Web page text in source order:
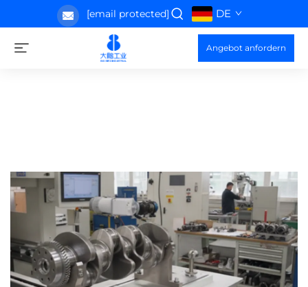
[email protected] DE
Angebot anfordern